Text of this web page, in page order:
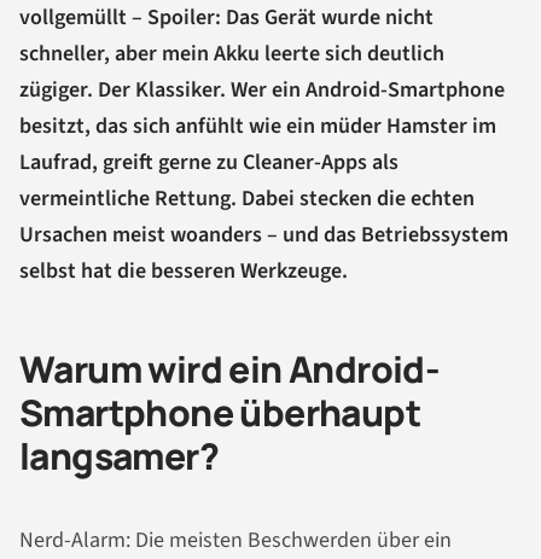
vollgemüllt – Spoiler: Das Gerät wurde nicht
schneller, aber mein Akku leerte sich deutlich
zügiger. Der Klassiker. Wer ein Android-Smartphone
besitzt, das sich anfühlt wie ein müder Hamster im
Laufrad, greift gerne zu Cleaner-Apps als
vermeintliche Rettung. Dabei stecken die echten
Ursachen meist woanders – und das Betriebssystem
selbst hat die besseren Werkzeuge.
Warum wird ein Android-
Smartphone überhaupt
langsamer?
Nerd-Alarm: Die meisten Beschwerden über ein